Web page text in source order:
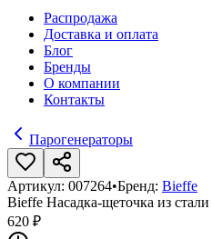
Распродажа
Доставка и оплата
Блог
Бренды
О компании
Контакты
Парогенераторы
Артикул: 007264•Бренд: Bieffe
Bieffe Насадка-щеточка из
620 ₽